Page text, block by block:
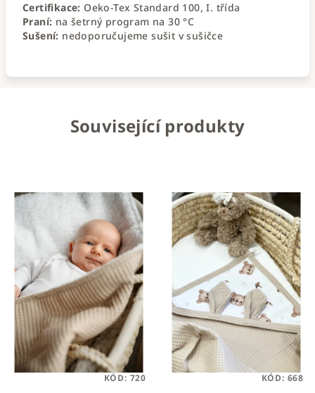
Certifikace: Oeko-Tex Standard 100, I. třída
Praní: na šetrný program na 30 °C
Sušení: nedoporučujeme sušit v sušičce
Související produkty
KÓD: 720 KÓD: 668